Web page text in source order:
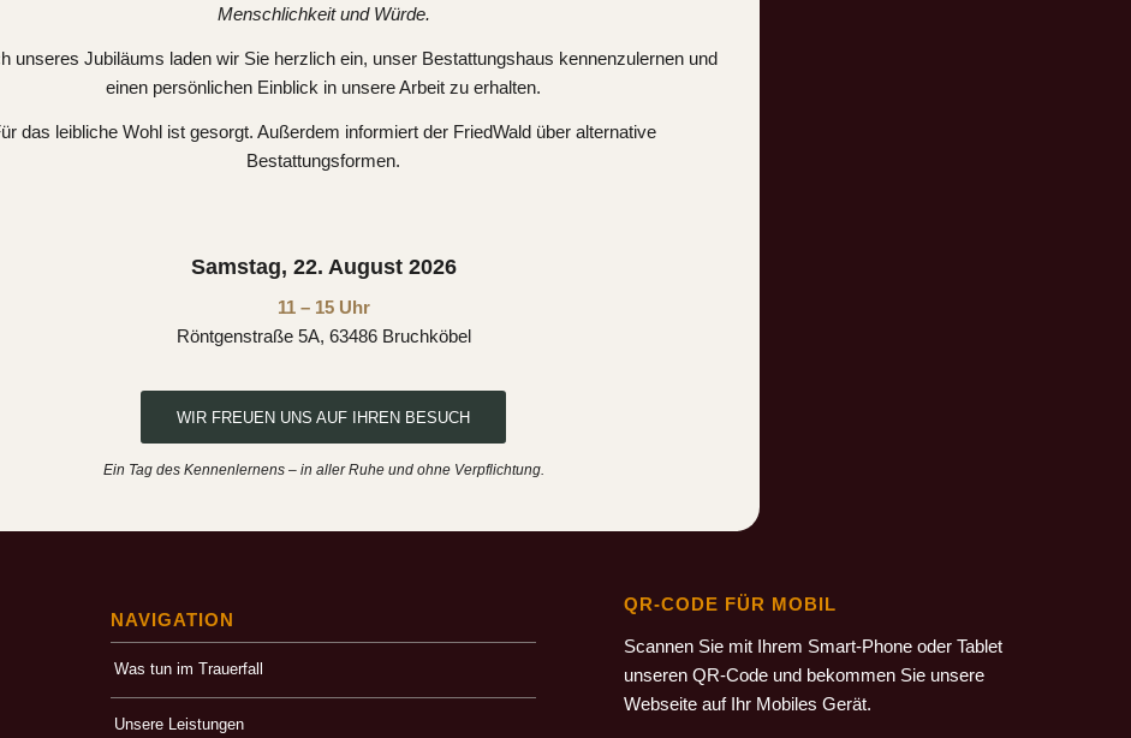
Menschlichkeit und Würde.
unseres Jubiläums laden wir Sie herzlich ein, unser Bestattungshaus kennenzulernen und
einen persönlichen Einblick in unsere Arbeit zu erhalten.
das leibliche Wohl ist gesorgt. Außerdem informiert der FriedWald über alternative
Bestattungsformen.
Samstag, 22. August 2026
11 – 15 Uhr
Röntgenstraße 5A, 63486 Bruchköbel
WIR FREUEN UNS AUF IHREN BESUCH
Ein Tag des Kennenlernens – in aller Ruhe und ohne Verpflichtung.
NAVIGATION
Was tun im Trauerfall
Unsere Leistungen
QR-CODE FÜR MOBIL
Scannen Sie mit Ihrem Smart-Phone oder Tablet
unseren QR-Code und bekommen Sie unsere
Webseite auf Ihr Mobiles Gerät.